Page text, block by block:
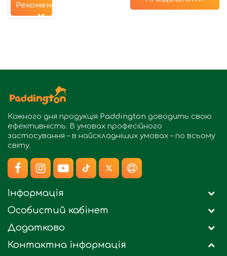
Рекомендуємо
Кожного дня продукція Paddington доводить свою
ефективність. В умовах професійного
застосування – в найскладніших умовах – по всьому
світу.
Інформація
Особистий кабінет
Додатково
Контактна інформація